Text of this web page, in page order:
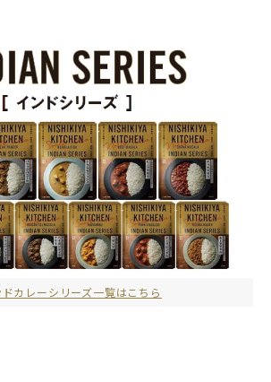
カレーシリーズ一覧はこちら